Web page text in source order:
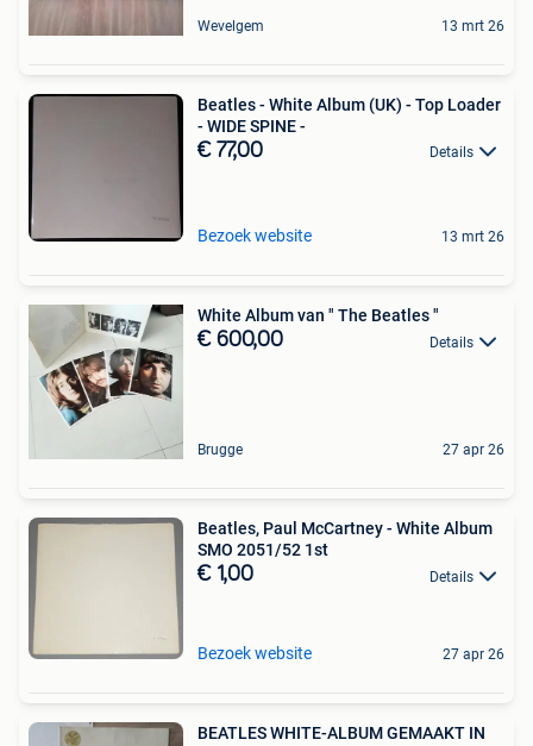
Wevelgem 13 mrt 26
Beatles - White Album (UK) - Top Loader
- WIDE SPINE -
€ 77,00 Details
Bezoek website 13 mrt 26
White Album van " The Beatles "
€ 600,00 Details
Brugge 27 apr 26
Beatles, Paul McCartney - White Album
SMO 2051/52 1st
€ 1,00 Details
Bezoek website 27 apr 26
BEATLES WHITE-ALBUM GEMAAKT IN